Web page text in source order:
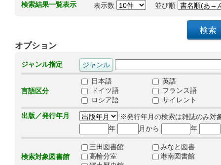
検索結果一覧表示 表示数 並び順
オプション
ジャンル指定
言語区分
日本語
英語
ドイツ語
フランス語
ロシア語
サイレント
出版／発行年月
※発行年月の検索は雑誌のみ対
年
月から 年
検索対象図書館
三田図書館
みなと図書
高輪分室
港南図書館